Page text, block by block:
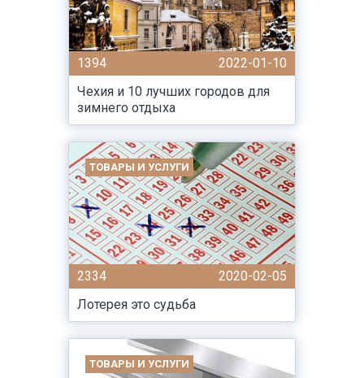
1394
2022-01-10
Чехия и 10 лучших городов для
зимнего отдыха
ТОВАРЫ И УСЛУГИ
2334
2020-02-05
Лотерея это судьба
ТОВАРЫ И УСЛУГИ